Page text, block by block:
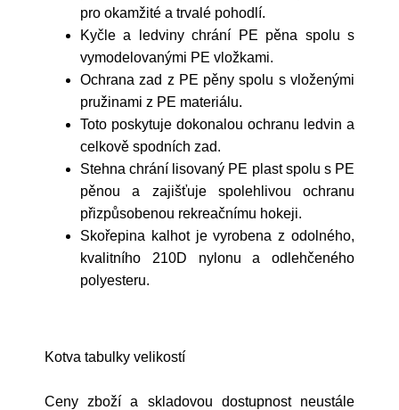
pro okamžité a trvalé pohodlí.
Kyčle a ledviny chrání PE pěna spolu s
vymodelovanými PE vložkami.
Ochrana zad z PE pěny spolu s vloženými
pružinami z PE materiálu.
Toto poskytuje dokonalou ochranu ledvin a
celkově spodních zad.
Stehna chrání lisovaný PE plast spolu s PE
pěnou a zajišťuje spolehlivou ochranu
přizpůsobenou rekreačnímu hokeji.
Skořepina kalhot je vyrobena z odolného,
kvalitního 210D nylonu a odlehčeného
polyesteru.
Kotva tabulky velikostí
Ceny zboží a skladovou dostupnost neustále